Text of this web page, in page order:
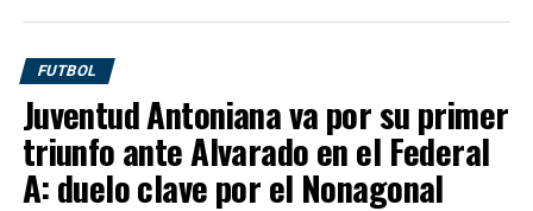
competir desde el inicio y volver a ocupar lugares de
protagonismo dentro de la segunda categoría del
básquet argentino.
Gobetti, de 1,92 metros, llega proveniente deClub
Atlético Provincial de Rosario , luego de desarrollar
FUTBOL
Juventud Antoniana va por su primer
triunfo ante Alvarado en el Federal
A: duelo clave por el Nonagonal